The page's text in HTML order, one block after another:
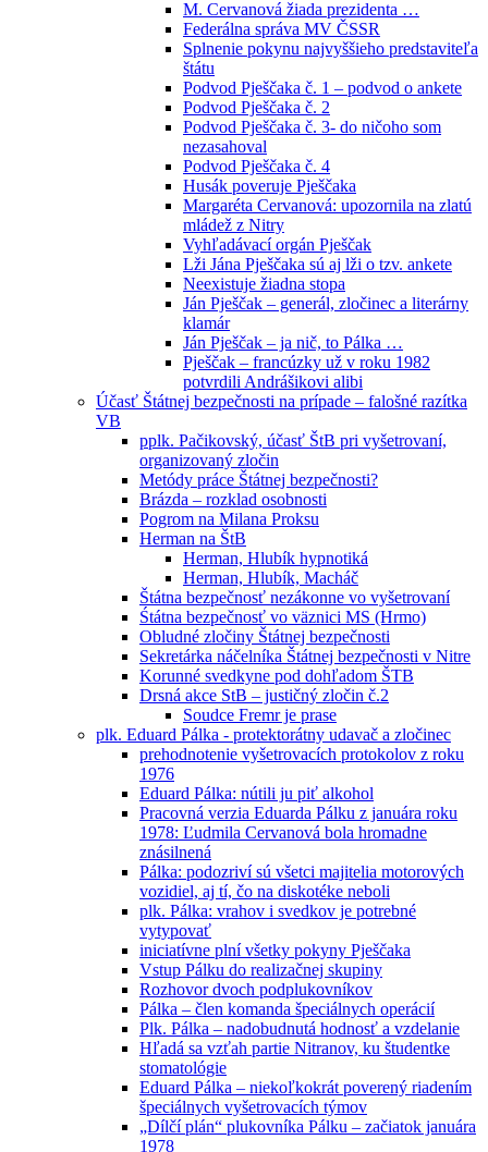
M. Cervanová žiada prezidenta …
Federálna správa MV ČSSR
Splnenie pokynu najvyššieho predstaviteľa
štátu
Podvod Pješčaka č. 1 – podvod o ankete
Podvod Pješčaka č. 2
Podvod Pješčaka č. 3- do ničoho som
nezasahoval
Podvod Pješčaka č. 4
Husák poveruje Pješčaka
Margaréta Cervanová: upozornila na zlatú
mládež z Nitry
Vyhľadávací orgán Pješčak
Lži Jána Pješčaka sú aj lži o tzv. ankete
Neexistuje žiadna stopa
Ján Pješčak – generál, zločinec a literárny
klamár
Ján Pješčak – ja nič, to Pálka …
Pješčak – francúzky už v roku 1982
potvrdili Andrášikovi alibi
Účasť Štátnej bezpečnosti na prípade – falošné razítka
VB
pplk. Pačikovský, účasť ŠtB pri vyšetrovaní,
organizovaný zločin
Metódy práce Štátnej bezpečnosti?
Brázda – rozklad osobnosti
Pogrom na Milana Proksu
Herman na ŠtB
Herman, Hlubík hypnotiká
Herman, Hlubík, Macháč
Štátna bezpečnosť nezákonne vo vyšetrovaní
Śtátna bezpečnosť vo väznici MS (Hrmo)
Obludné zločiny Štátnej bezpečnosti
Sekretárka náčelníka Štátnej bezpečnosti v Nitre
Korunné svedkyne pod dohľadom ŠTB
Drsná akce StB – justičný zločin č.2
Soudce Fremr je prase
plk. Eduard Pálka - protektorátny udavač a zločinec
prehodnotenie vyšetrovacích protokolov z roku
1976
Eduard Pálka: nútili ju piť alkohol
Pracovná verzia Eduarda Pálku z januára roku
1978: Ľudmila Cervanová bola hromadne
znásilnená
Pálka: podozriví sú všetci majitelia motorových
vozidiel, aj tí, čo na diskotéke neboli
plk. Pálka: vrahov i svedkov je potrebné
vytypovať
iniciatívne plní všetky pokyny Pješčaka
Vstup Pálku do realizačnej skupiny
Rozhovor dvoch podplukovníkov
Pálka – člen komanda špeciálnych operácií
Plk. Pálka – nadobudnutá hodnosť a vzdelanie
Hľadá sa vzťah partie Nitranov, ku študentke
stomatológie
Eduard Pálka – niekoľkokrát poverený riadením
špeciálnych vyšetrovacích týmov
„Dílčí plán“ plukovníka Pálku – začiatok januára
1978